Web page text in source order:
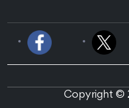
Copyright ©